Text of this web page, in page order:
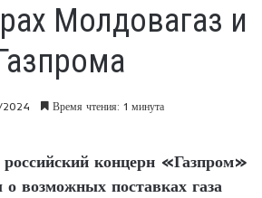
Молдовагаз и
Время чтения: 1 минута
концерн «Газпром»
о возможных поставках газа